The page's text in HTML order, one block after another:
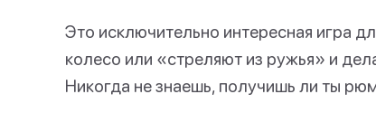
Это исключительно интересная игра
колесо или «стреляют из ружья» и
Никогда не знаешь, получишь ли ты